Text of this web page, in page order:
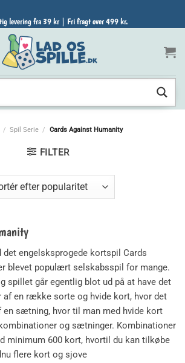
levering fra 39 kr | Fri fragt over 499 kr.
/ Spil Serie / Cards Against Humanity
FILTER
det engelsksprogede kortspil Cards
blevet populært selskabsspil for mange.
spillet går egentlig blot ud på at have det
en række sorte og hvide kort, hvor det
sætning, hvor til man med hvide kort
og sætninger. Kombinationer
minimum 600 kort, hvortil du kan tilkøbe
flere kort og sjove